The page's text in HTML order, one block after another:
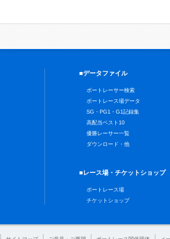
■データファイル
ボートレーサー検索
ボートレース場データ
SG・PG1・G1記録集
高配当ベスト10
優勝レーサー一覧
ダウンロード・他
■レース場・チケットショップ
ボートレース場
チケットショップ